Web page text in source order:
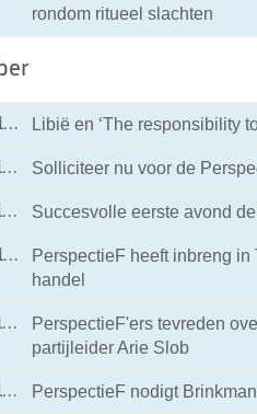
rondom ritueel slachten
30-11-201130-11-2011 09:44
Libië en ‘The responsibility
21-11-201121-11-2011 13:04
Solliciteer nu voor de
21-11-201121-11-2011 08:13
Succesvolle eerste avond
18-11-201118-11-2011 17:44
PerspectieF heeft inbreng
handel
17-11-201117-11-2011 19:54
PerspectieF'ers tevreden
partijleider Arie Slob
15-11-201115-11-2011 19:41
PerspectieF nodigt